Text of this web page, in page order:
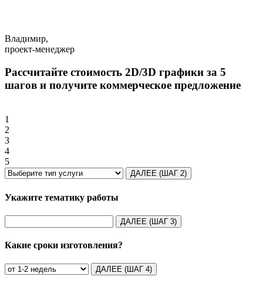
Владимир,
проект-менеджер
Рассчитайте стоимость 2D/3D графики за 5
шагов и получите коммерческое предложение
1
2
3
4
5
ДАЛЕЕ (ШАГ 2)
Укажите тематику работы
ДАЛЕЕ (ШАГ 3)
Какие сроки изготовления?
ДАЛЕЕ (ШАГ 4)